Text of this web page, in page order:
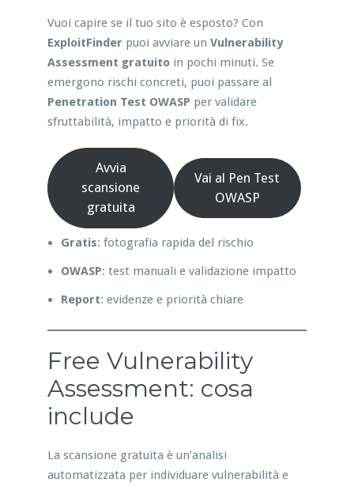
Vuoi capire se il tuo sito è esposto? Con
ExploitFinder puoi avviare un Vulnerability
Assessment gratuitoin pochi minuti. Se
emergono rischi concreti, puoi passare al
Penetration Test OWASP per validare
sfruttabilità, impatto e priorità di fix.
Avvia
scansione
gratuita
Vai al Pen Test
OWASP
Gratis: fotografia rapida del rischio
OWASP: test manuali e validazione impatto
Report: evidenze e priorità chiare
Free Vulnerability
Assessment: cosa
include
La scansione gratuita è un’analisi
automatizzata per individuare vulnerabilità e